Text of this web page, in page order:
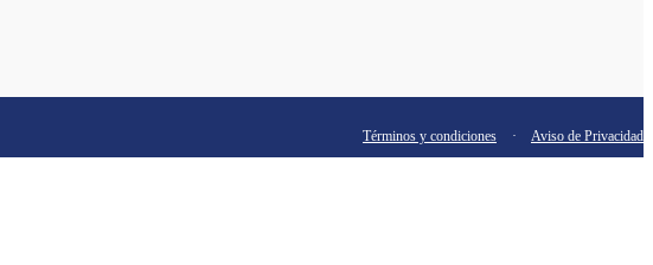
Términos y condiciones · Aviso de Privacidad